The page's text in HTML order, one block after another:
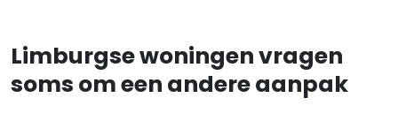
Limburgse woningen vragen
soms om een andere aanpak